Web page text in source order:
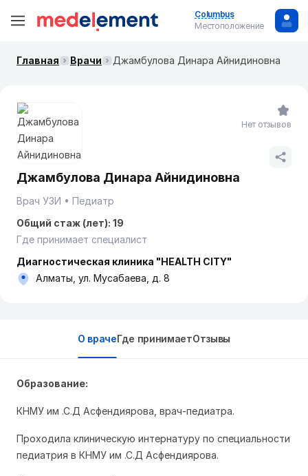
Columbus
Местоположение
Главная Врачи Джамбулова Динара Айнидиновна
Джамбулова Динара Айнидиновна
Врач УЗИ
Педиатр
Общий стаж (лет): 19
Где принимает специалист
Диагностическая клиника "HEALTH CITY"
Алматы, ул. Мусабаева, д. 8
Нет отзывов
О врачеГде принимаетОтзывы
Образование:
КНМУ им .С.Д Асфендиярова, врач-педиатра.
Проходила клиническую интернатуру по специальности
педиатрия в КНМУ им .С.Д Асфендиярова.